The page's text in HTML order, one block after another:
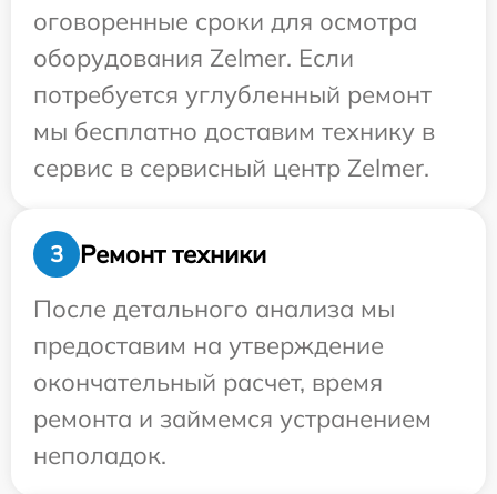
оговоренные сроки для осмотра
оборудования Zelmer. Если
потребуется углубленный ремонт
мы бесплатно доставим технику в
сервис в сервисный центр Zelmer.
3
Ремонт техники
После детального анализа мы
предоставим на утверждение
окончательный расчет, время
ремонта и займемся устранением
неполадок.